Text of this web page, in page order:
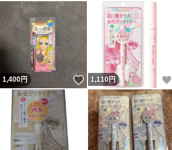
1,400円 いいね！
1,110円